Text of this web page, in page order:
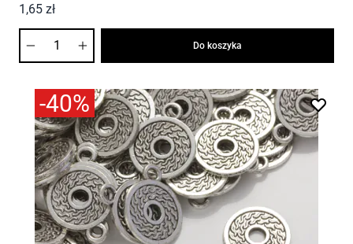
1,65 zł
Do koszyka
-40%